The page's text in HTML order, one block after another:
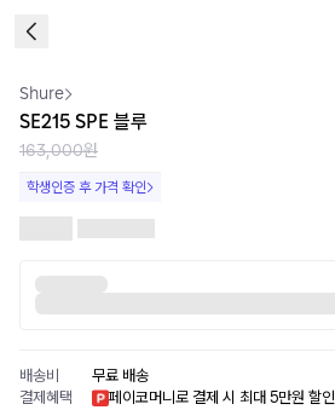
Shure
SE215 SPE 블루
163,000원
학생인증 후 가격 확인
배송비
무료 배송
결제혜택
페이코머니로 결제 시 최대 5만원 할인